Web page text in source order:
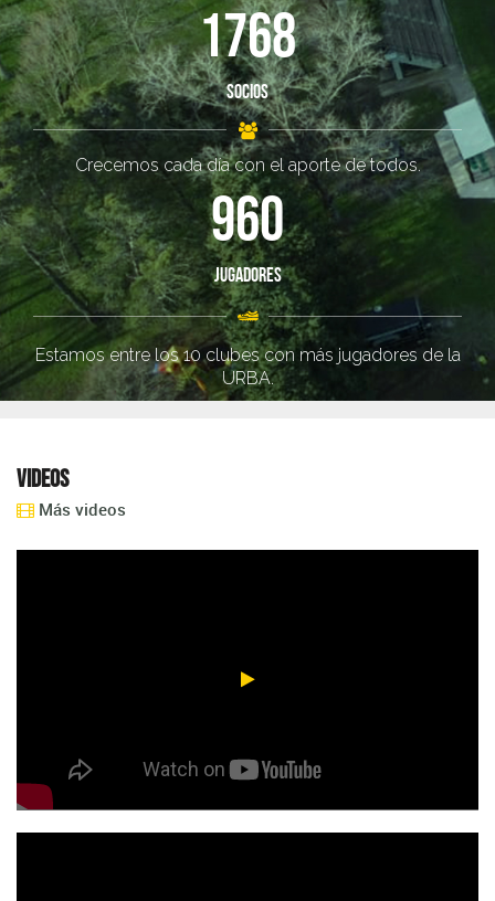
1768
Socios
Crecemos cada día con el aporte de todos.
960
Jugadores
Estamos entre los 10 clubes con más jugadores de la
URBA.
Videos
Más videos